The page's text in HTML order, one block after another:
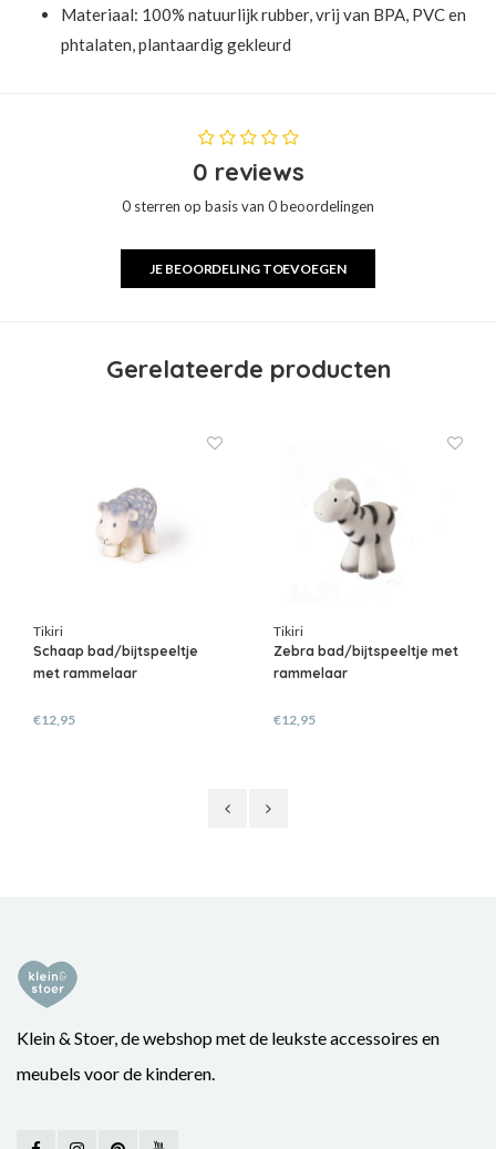
Materiaal: 100% natuurlijk rubber, vrij van BPA, PVC en
phtalaten, plantaardig gekleurd
0 reviews
0 sterren op basis van 0 beoordelingen
JE BEOORDELING TOEVOEGEN
Gerelateerde producten
Tikiri
Schaap bad/bijtspeeltje
met rammelaar
€12,95
Tikiri
Zebra bad/bijtspeeltje met
rammelaar
€12,95
Klein & Stoer, de webshop met de leukste accessoires en
meubels voor de kinderen.